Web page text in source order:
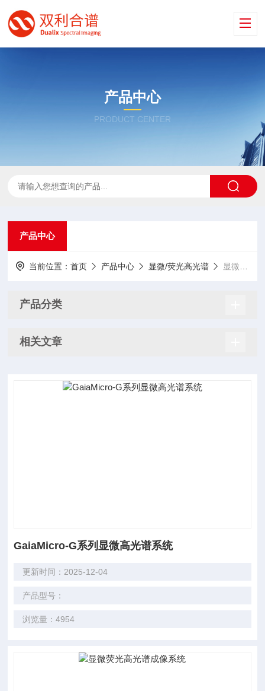
产品中心
PRODUCT CENTER
产品中心
当前位置：首页 产品中心 显微/荧光高光谱 显微高光谱系统
产品分类
相关文章
GaiaMicro-G系列显微高光谱系统
更新时间：2025-12-04
产品型号：
浏览量：4954